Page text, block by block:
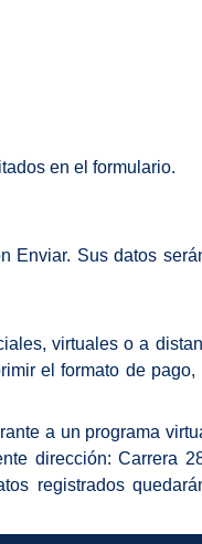
en el formulario.
Enviar. Sus datos
virtuales o a
el formato de
a un programa
dirección: Carrera
registrados